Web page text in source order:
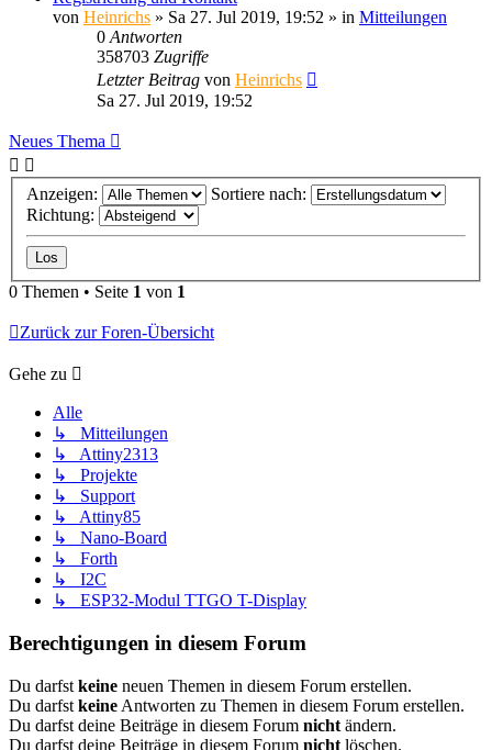
von Heinrichs » Sa 27. Jul 2019, 19:52 » in Mitteilungen
0 Antworten
358703 Zugriffe
Letzter Beitrag von Heinrichs
Sa 27. Jul 2019, 19:52
Neues Thema
Anzeigen:
Sortiere nach:
Richtung:
0 Themen • Seite 1 von 1
Zurück zur Foren-Übersicht
Gehe zu
Alle
↳ Mitteilungen
↳ Attiny2313
↳ Projekte
↳ Support
↳ Attiny85
↳ Nano-Board
↳ Forth
↳ I2C
↳ ESP32-Modul TTGO T-Display
Berechtigungen in diesem Forum
Du darfst keine neuen Themen in diesem Forum erstellen.
Du darfst keine Antworten zu Themen in diesem Forum erstellen.
Du darfst deine Beiträge in diesem Forum nicht ändern.
Du darfst deine Beiträge in diesem Forum nicht löschen.